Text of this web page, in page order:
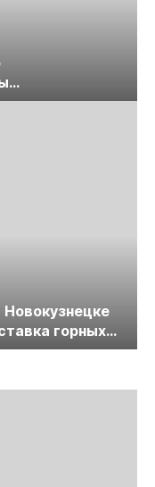
экспертизы
горных
России и